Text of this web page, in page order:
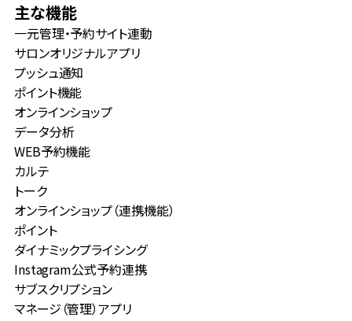
主な機能
一元管理・予約サイト連動
サロンオリジナルアプリ
プッシュ通知
ポイント機能
オンラインショップ
データ分析
WEB予約機能
カルテ
トーク
オンラインショップ（連携機能）
ポイント
ダイナミックプライシング
Instagram公式予約連携
サブスクリプション
マネージ（管理）アプリ